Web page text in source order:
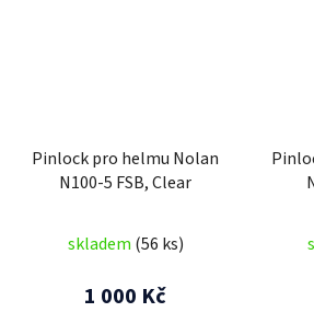
Pinlock pro helmu Nolan
N100-5 FSB, Clear
skladem (56 ks)
1 000 Kč